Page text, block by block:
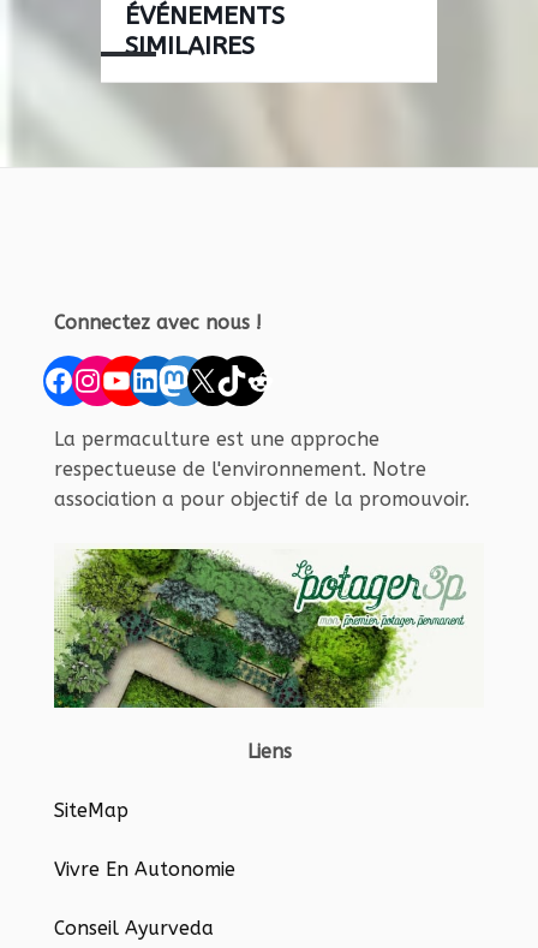
ÉVÉNEMENTS
SIMILAIRES
Connectez avec nous !
Facebook
Instagram
YouTube
LinkedIn
Mastodon
X TikTok
Reddit
La permaculture est une approche
respectueuse de l'environnement. Notre
association a pour objectif de la promouvoir.
Liens
SiteMap
Vivre En Autonomie
Conseil Ayurveda